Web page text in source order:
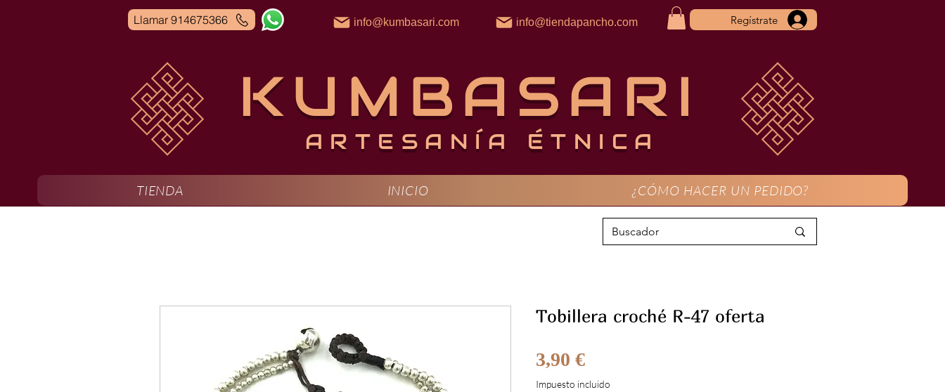
Llamar 914675366 info@kumbasari.com info@tiendapancho.com Regístrate
KUMBASARI
TIENDA INICIO ¿CÓMO HACER UN PEDIDO?
ARTESANÍA ÉTNICA
Tobillera croché R-47 oferta
3,90 €Precio
Impuesto incluido